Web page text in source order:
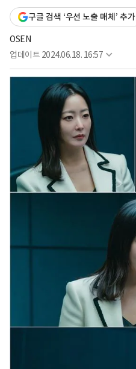
구글 검색 ‘우선 노출 매체’ 추가
OSEN
업데이트 2024.06.18. 16:57